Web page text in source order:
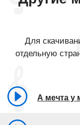
Для
отдельную
А мечта у